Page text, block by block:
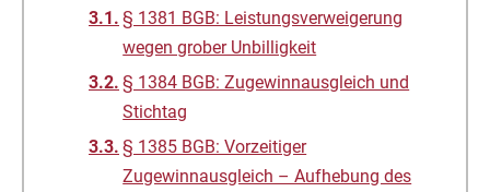
§ 1381 BGB: Leistungsverweigerung
wegen grober Unbilligkeit
§ 1384 BGB: Zugewinnausgleich und
Stichtag
§ 1385 BGB: Vorzeitiger
Zugewinnausgleich – Aufhebung des